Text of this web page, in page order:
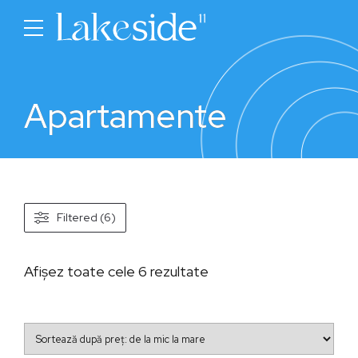
Apartamente
Afișez toate cele 6 rezultate
Filtered (6)